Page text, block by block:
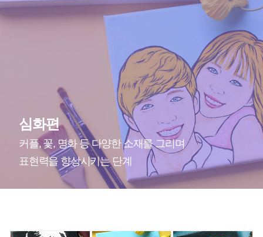
심화편
커플, 꽃, 명화 등 다양한 소재를 그리며
표현력을 향상시키는 단계